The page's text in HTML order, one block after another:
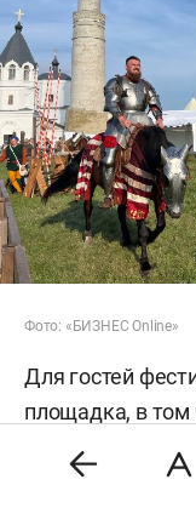
Фото: «БИЗНЕС Online»
Для гостей
площадка, в том
лабиринтами,
занятиями с